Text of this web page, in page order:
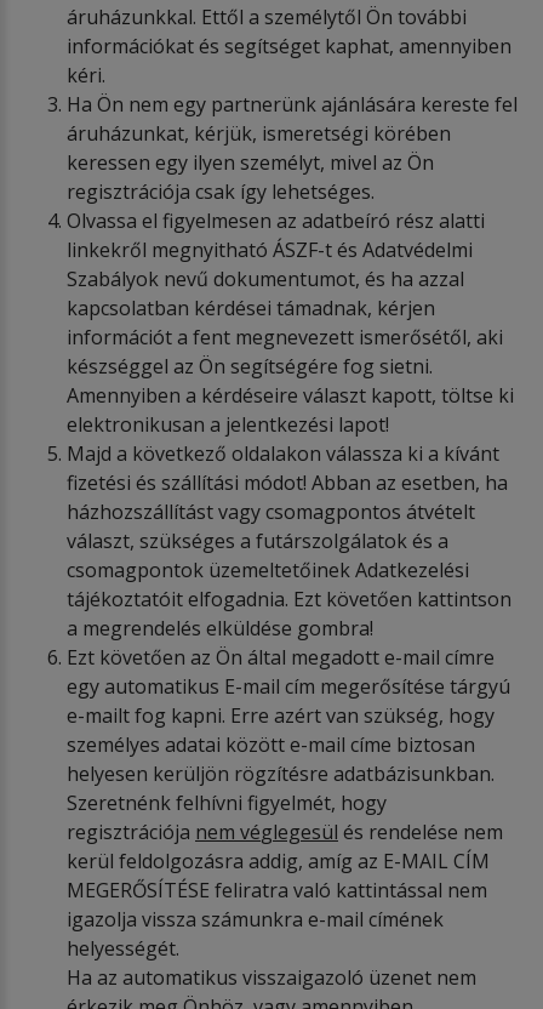
áruházunkkal. Ettől a személytől Ön további
információkat és segítséget kaphat, amennyiben
kéri.
Ha Ön nem egy partnerünk ajánlására kereste fel
áruházunkat, kérjük, ismeretségi körében
keressen egy ilyen személyt, mivel az Ön
regisztrációja csak így lehetséges.
Olvassa el figyelmesen az adatbeíró rész alatti
linkekről megnyitható ÁSZF-t és Adatvédelmi
Szabályok nevű dokumentumot, és ha azzal
kapcsolatban kérdései támadnak, kérjen
információt a fent megnevezett ismerősétől, aki
készséggel az Ön segítségére fog sietni.
Amennyiben a kérdéseire választ kapott, töltse ki
elektronikusan a jelentkezési lapot!
Majd a következő oldalakon válassza ki a kívánt
fizetési és szállítási módot! Abban az esetben, ha
házhozszállítást vagy csomagpontos átvételt
választ, szükséges a futárszolgálatok és a
csomagpontok üzemeltetőinek Adatkezelési
tájékoztatóit elfogadnia. Ezt követően kattintson
a megrendelés elküldése gombra!
Ezt követően az Ön által megadott e-mail címre
egy automatikus E-mail cím megerősítése tárgyú
e-mailt fog kapni. Erre azért van szükség, hogy
személyes adatai között e-mail címe biztosan
helyesen kerüljön rögzítésre adatbázisunkban.
Szeretnénk felhívni figyelmét, hogy
regisztrációja nem véglegesül és rendelése nem
kerül feldolgozásra addig, amíg az E-MAIL CÍM
MEGERŐSÍTÉSE feliratra való kattintással nem
igazolja vissza számunkra e-mail címének
helyességét.
Ha az automatikus visszaigazoló üzenet nem